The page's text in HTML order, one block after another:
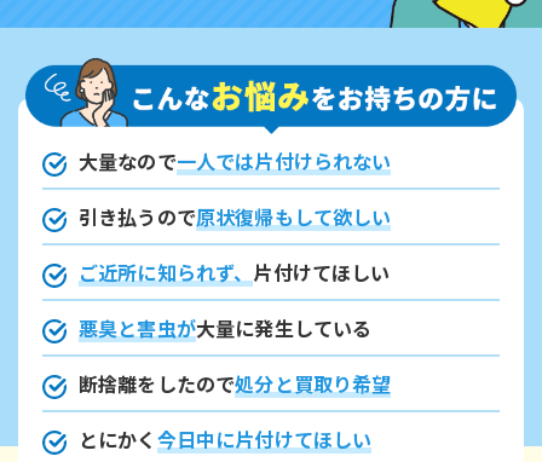
大量なので一人では片付けられない
引き払うので原状復帰もして欲しい
ご近所に知られず、 片付けてほしい
悪臭と害虫が大量に発生している
断捨離をしたので処分と買取り希望
とにかく 今日中に片付けてほしい